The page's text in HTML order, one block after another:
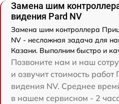
Замена шим
видения Pard NV
Замена шим контроллера
NV - несложная задача для
Казани. Выполним быстро и
Позвоните нам и наш
и озвучит стоимость
видения NV. Среднее
в нашем сервисном - 2